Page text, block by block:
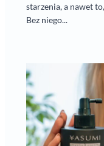
starzenia, a nawet
Bez niego...